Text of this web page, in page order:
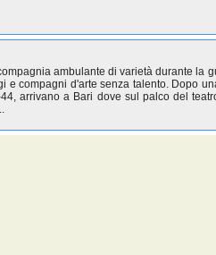
ambulante di varietà durante la
e compagni d'arte senza talento. Dopo
arrivano a Bari dove sul palco del